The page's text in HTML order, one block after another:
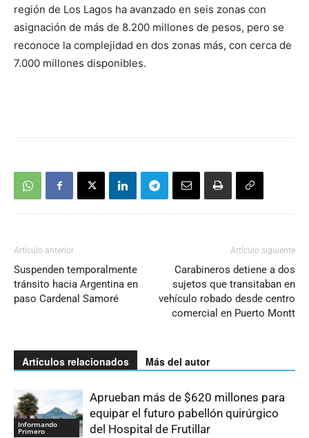
región de Los Lagos ha avanzado en seis zonas con
asignación de más de 8.200 millones de pesos, pero se
reconoce la complejidad en dos zonas más, con cerca de
7.000 millones disponibles.
Artículo anterior
Suspenden temporalmente
tránsito hacia Argentina en
paso Cardenal Samoré
Artículo siguiente
Carabineros detiene a dos
sujetos que transitaban en
vehículo robado desde centro
comercial en Puerto Montt
Artículos relacionados Más del autor
Informando
Primero
Aprueban más de $620 millones para
equipar el futuro pabellón quirúrgico
del Hospital de Frutillar